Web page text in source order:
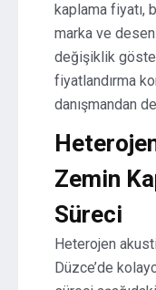
kaplama fiyatı,
marka ve
değişiklik
fiyatlandırma
danışmandan
Zemin
Süreci
Heterojen
Düzce’de